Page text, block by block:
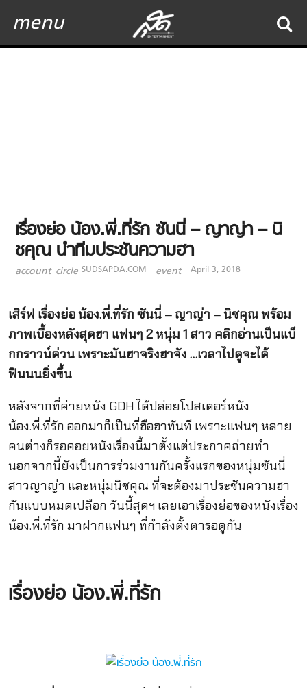
menu
เรื่องย่อ น้อง.พี่.ที่รัก ซันนี่ – ญาญ่า – นิ
ชคุณ นำทีมประชันความฮา
account_circle SUDSAPDA.COM event April 3, 2018
เสิร์ฟ เรื่องย่อ น้อง.พี่.ที่รัก ซันนี่ – ญาญ่า – นิชคุณ พร้อม
ภาพเบื้องหลังสุดฮา แฟนๆ 2 หนุ่ม 1 สาว คลิกอ่านเป็นแบ็
กกราวน์ด่วน เพราะมันฮาจริงฮาจัง …เวลาไปดูจะได้
ฟินนนยิ่งขึ้น
หลังจากที่ค่ายหนัง GDH ได้ปล่อยโปสเตอร์หนัง
น้อง.พี่.ที่รัก ออกมาก็เป็นที่ฮือฮาทันที เพราะแฟนๆ หลาย
คนต่างก็รอคอยหนังเรื่องนี้มาตั้งแต่ประกาศถ่ายทำ
นอกจากนี้ยังเป็นการร่วมงานกันครั้งแรกของหนุ่มซันนี่
สาวญาญ่า และหนุ่มนิชคุณ ที่จะต้องมาประชันความฮา
กันแบบหมดเปลือก วันนี้สุดฯ เลยเอาเรื่องย่อของหนังเรื่อง
น้อง.พี่.ที่รัก มาฝากแฟนๆ ที่กำลังตั้งตารอดูกัน
เรื่องย่อ น้อง.พี่.ที่รัก